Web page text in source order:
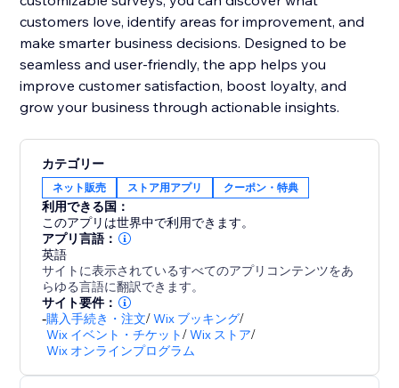
customers love, identify areas for improvement, and
make smarter business decisions. Designed to be
seamless and user-friendly, the app helps you
improve customer satisfaction, boost loyalty, and
grow your business through actionable insights.
カテゴリー
ネット販売 ストア用アプリ クーポン・特典
利用できる国：
このアプリは世界中で利用できます。
アプリ言語：
英語
サイトに表示されているすべてのアプリコンテンツをあ
らゆる言語に翻訳できます。
サイト要件：
-購入手続き・注文/Wix ブッキング/
Wix イベント・チケット/Wix ストア/
Wix オンラインプログラム